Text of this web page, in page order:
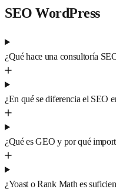
SEO WordPress
¿Qué hace una consultoría
¿En qué se diferencia el SEO
¿Qué es GEO y por qué
¿Yoast o Rank Math es